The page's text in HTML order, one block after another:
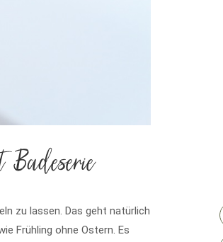
zu lassen. Das geht natürlich
Frühling ohne Ostern. Es